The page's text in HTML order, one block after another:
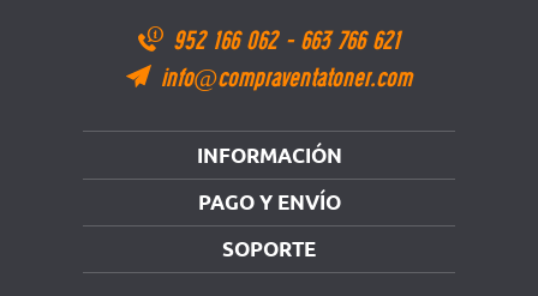
952 166 062 - 663 766 621
info@compraventatoner.com
INFORMACIÓN
PAGO Y ENVÍO
SOPORTE